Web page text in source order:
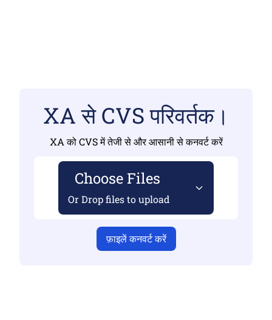
XA से CVS परिवर्तक।
XA को CVS में तेजी से और आसानी से कनवर्ट करें
Choose Files
Or Drop files to upload
फ़ाइलें कनवर्ट करें